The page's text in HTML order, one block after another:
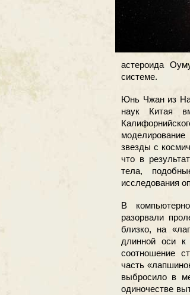
астероида
системе.
Юнь Чжан из
наук Китая
моделирование
звезды с
что в
тела,
исследования
В
разорвали
близко, на
длинной оси
соотношение
часть
выбросило в
одиночестве